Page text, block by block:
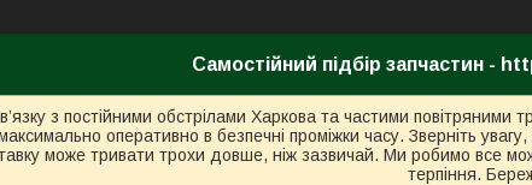
Самостійний підбір запчастин -
з постійними обстрілами Харкова та частими
оперативно в безпечні проміжки часу. Зверніть
може тривати трохи довше, ніж зазвичай. Ми робимо все
терпіння.